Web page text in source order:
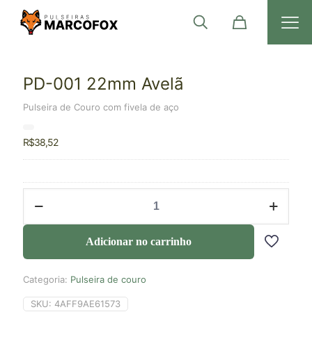
PD-001 22mm Avelã
Pulseira de Couro com fivela de aço
R$38,52
Adicionar no carrinho
Categoria: Pulseira de couro
SKU: 4AFF9AE61573